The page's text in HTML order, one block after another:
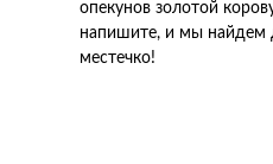
опекунов золотой
напишите, и мы найдем
местечко!